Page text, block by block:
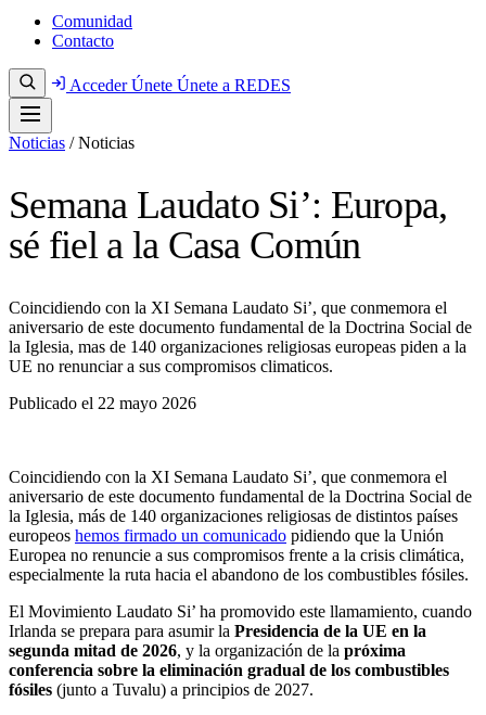
Comunidad
Contacto
AccederÚnete Únete a REDES
Noticias / Noticias
Semana Laudato Si’: Europa,
sé fiel a la Casa Común
Coincidiendo con la XI Semana Laudato Si’, que conmemora el
aniversario de este documento fundamental de la Doctrina Social de
la Iglesia, mas de 140 organizaciones religiosas europeas piden a la
UE no renunciar a sus compromisos climaticos.
Publicado el 22 mayo 2026
Coincidiendo con la XI Semana Laudato Si’, que conmemora el
aniversario de este documento fundamental de la Doctrina Social de
la Iglesia, más de 140 organizaciones religiosas de distintos países
europeos hemos firmado un comunicado pidiendo que la Unión
Europea no renuncie a sus compromisos frente a la crisis climática,
especialmente la ruta hacia el abandono de los combustibles fósiles.
El Movimiento Laudato Si’ ha promovido este llamamiento, cuando
Irlanda se prepara para asumir la Presidencia de la UE en la
segunda mitad de 2026, y la organización de la próxima
conferencia sobre la eliminación gradual de los combustibles
fósiles (junto a Tuvalu) a principios de 2027.